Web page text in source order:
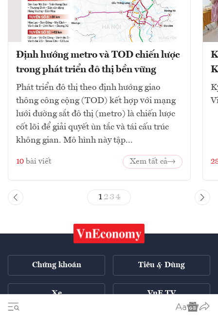
Định hướng metro và TOD chiến lược
trong phát triển đô thị bền vững
Phát triển đô thị theo định hướng giao
thông công cộng (TOD) kết hợp với mạng
lưới đường sắt đô thị (metro) là chiến lược
cốt lõi để giải quyết ùn tắc và tái cấu trúc
không gian. Mô hình này tập...
10 bài viết Xem tất cả
1 23 4
Chứng khoán Tiêu & Dùng
Xe VnE TV